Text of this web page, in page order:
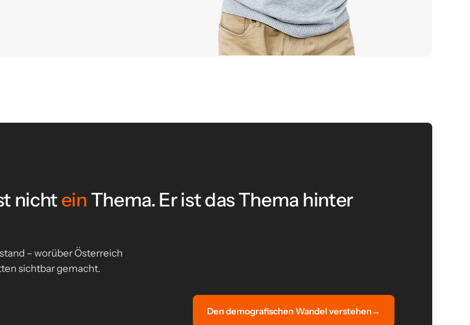
nicht ein Thema. Er ist das Thema hinter
– worüber Österreich
sichtbar gemacht.
Den demografischen Wandel verstehen→